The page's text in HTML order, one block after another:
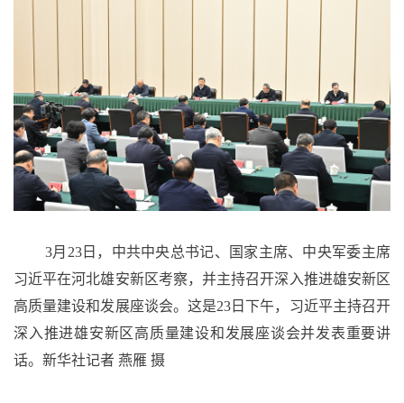
3月23日，中共中央总书记、国家主席、中央军委主席
习近平在河北雄安新区考察，并主持召开深入推进雄安新区
高质量建设和发展座谈会。这是23日下午，习近平主持召开
深入推进雄安新区高质量建设和发展座谈会并发表重要讲
话。新华社记者 燕雁 摄